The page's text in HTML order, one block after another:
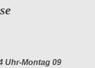
Uhr-Montag 09